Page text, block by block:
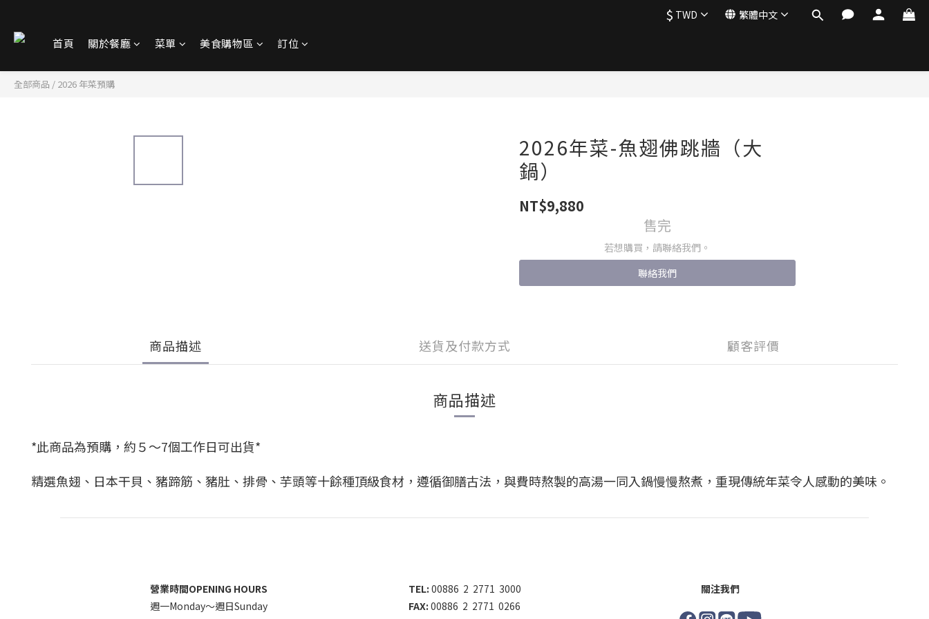
$ TWD 繁體中文
首頁 關於餐廳 菜單 美食購物區 訂位
全部商品 / 2026 年菜預購
2026年菜-魚翅佛跳牆（大
鍋）
NT$9,880
售完
若想購買，請聯絡我們。
聯絡我們
商品描述 送貨及付款方式 顧客評價
商品描述
*此商品為預購，約５～7個工作日可出貨*
精選魚翅、日本干貝、豬蹄筋、豬肚、排骨、芋頭等十餘種頂級食材，遵循御膳古法，與費時熬製的高湯一同入鍋慢慢熬煮，重現傳統年菜令人感動的美味。
營業時間OPENING HOURS
週一Monday～週日Sunday
TEL: 00886 2 2771 3000
FAX: 00886 2 2771 0266
關注我們